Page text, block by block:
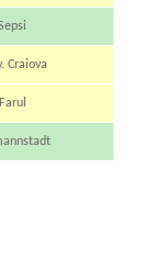
Craiova
Farul